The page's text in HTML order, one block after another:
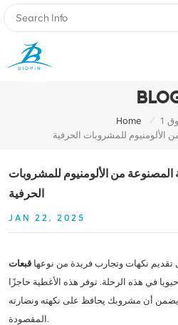
Home / 1
المصنوعة من الألومنيوم للمشروبات
الحرفية
JAN 22, 2025
تقديم نكهات وتجارب فريدة من نوعها قبعات
في هذه الرحلة. توفر هذه الأغطية حاجزًا
يضمن أن مشروبك يحافظ على نكهته ونضارته
المقصودة.